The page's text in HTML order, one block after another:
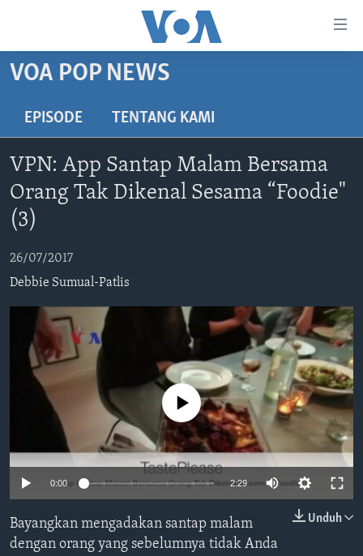
Akses
Utama
Lanjut
ke
Navigasi
Utama
Lanjut
ke
DUNIA
POLYGRAPH
DAFTAR PROGRAM
IKUTI KAMI
Bahasa-bahasa
VOA POP NEWS
EPISODE TENTANG KAMI
VPN: App Santap Malam Bersama
Orang Tak Dikenal Sesama “Foodie"
(3)
26/07/2017
Debbie Sumual-Patlis
No media source currently available
0:00 2:29
Unduh
Bayangkan mengadakan santap malam
dengan orang yang sebelumnya tidak Anda